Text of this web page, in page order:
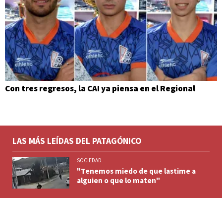
Con tres regresos, la CAI ya piensa en el Regional
LAS MÁS LEÍDAS DEL PATAGÓNICO
SOCIEDAD
"Tenemos miedo de que lastime a
alguien o que lo maten"